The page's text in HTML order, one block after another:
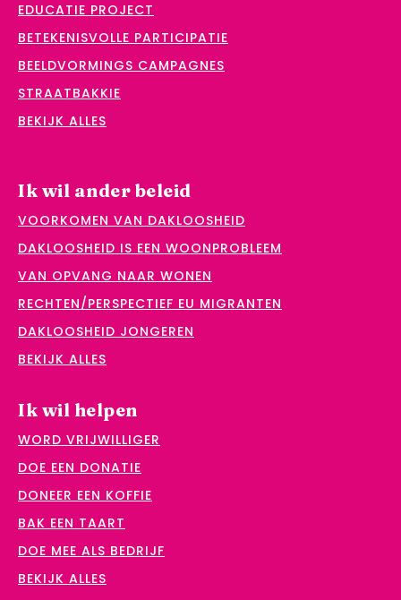
EDUCATIE PROJECT
BETEKENISVOLLE PARTICIPATIE
BEELDVORMINGS CAMPAGNES
STRAATBAKKIE
BEKIJK ALLES
Ik wil ander beleid
VOORKOMEN VAN DAKLOOSHEID
DAKLOOSHEID IS EEN WOONPROBLEEM
VAN OPVANG NAAR WONEN
RECHTEN/PERSPECTIEF EU MIGRANTEN
DAKLOOSHEID JONGEREN
BEKIJK ALLES
Ik wil helpen
WORD VRIJWILLIGER
DOE EEN DONATIE
DONEER EEN KOFFIE
BAK EEN TAART
DOE MEE ALS BEDRIJF
BEKIJK ALLES